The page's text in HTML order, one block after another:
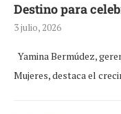
Destino para
3 julio, 2026
Yamina Bermúdez,
Mujeres, destaca el